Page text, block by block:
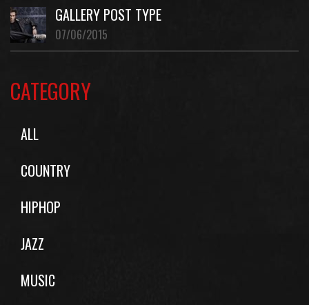
GALLERY POST TYPE
07/06/2015
CATEGORY
ALL
COUNTRY
HIPHOP
JAZZ
MUSIC